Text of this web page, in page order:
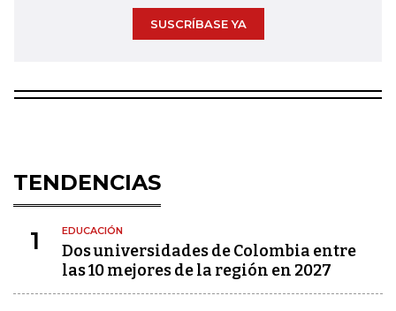
SUSCRÍBASE YA
TENDENCIAS
1 EDUCACIÓN
Dos universidades de Colombia entre
las 10 mejores de la región en 2027